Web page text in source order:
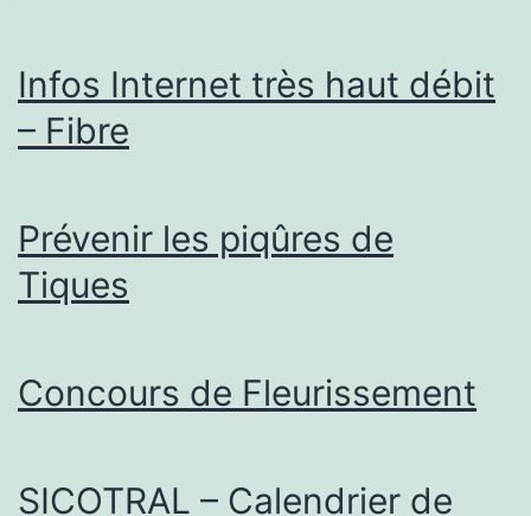
Infos Internet très haut débit
– Fibre
Prévenir les piqûres de
Tiques
Concours de Fleurissement
SICOTRAL – Calendrier de